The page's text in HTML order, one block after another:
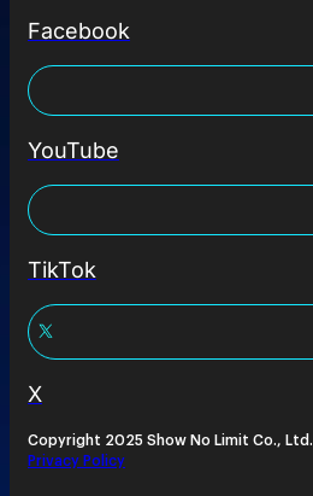
Facebook
YouTube
TikTok
X
Copyright 2025 Show No Limit Co., Ltd.
Privacy Policy